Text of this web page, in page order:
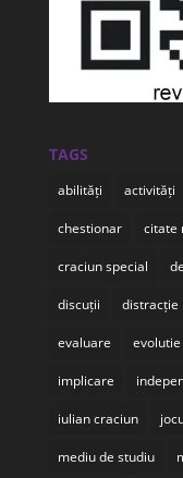
TAGS
abilități activități
chestionar citate
craciun special
discuții distracție
evaluare
implicare
iulian craciun
mediu de studiu